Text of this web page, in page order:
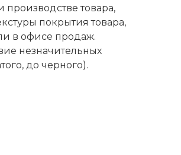
товара,
покрытия товара,
в офисе продаж.
незначительных
до черного).